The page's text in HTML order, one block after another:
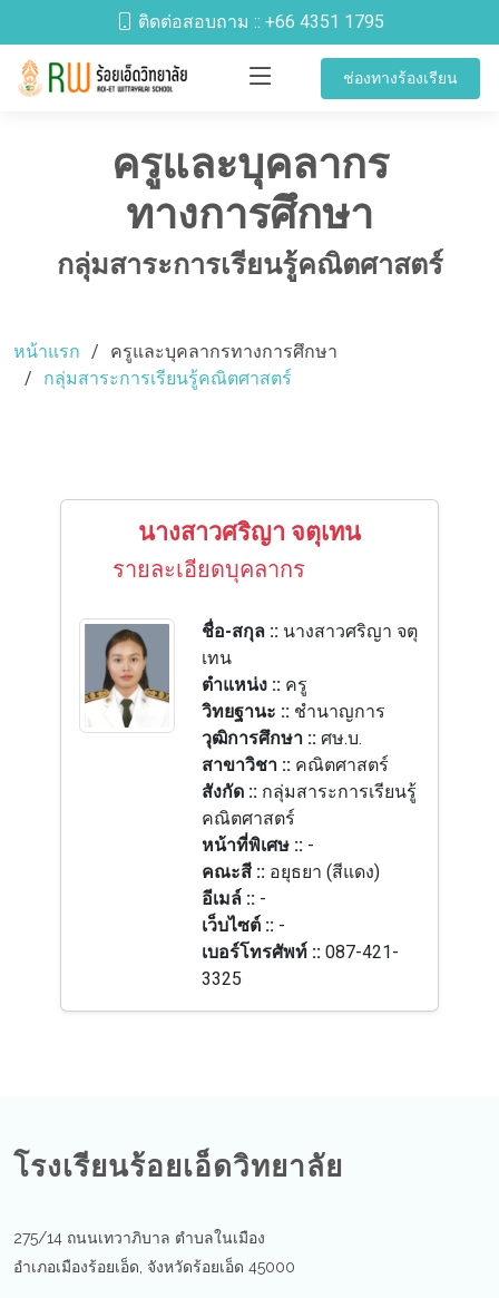
ติดต่อสอบถาม :: +66 4351 1795
ช่องทางร้องเรียน
ครูและบุคลากร
ทางการศึกษา
กลุ่มสาระการเรียนรู้คณิตศาสตร์
หน้าแรก
ครูและบุคลากรทางการศึกษา
กลุ่มสาระการเรียนรู้คณิตศาสตร์
นางสาวศริญา จตุเทน
รายละเอียดบุคลากร
ชื่อ-สกุล :: นางสาวศริญา จตุ
เทน
ตำแหน่ง :: ครู
วิทยฐานะ :: ชำนาญการ
วุฒิการศึกษา ::ศษ.บ.
สาขาวิชา :: คณิตศาสตร์
สังกัด :: กลุ่มสาระการเรียนรู้
คณิตศาสตร์
หน้าที่พิเศษ :: -
คณะสี :: อยุธยา (สีแดง)
อีเมล์ :: -
เว็บไซต์ :: -
เบอร์โทรศัพท์ ::087-421-
3325
โรงเรียนร้อยเอ็ดวิทยาลัย
275/14 ถนนเทวาภิบาล ตำบลในเมือง
อำเภอเมืองร้อยเอ็ด, จังหวัดร้อยเอ็ด 45000